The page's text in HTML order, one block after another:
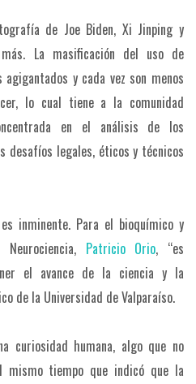
de Joe Biden, Xi Jinping y
La masificación del uso de
y cada vez son menos
lo cual tiene a la comunidad
en el análisis de los
desafíos legales, éticos y técnicos
inminente. Para el bioquímico y
Patricio Orio, “es
el avance de la ciencia y la
de la Universidad de Valparaíso.
curiosidad humana, algo que no
mismo tiempo que indicó que la